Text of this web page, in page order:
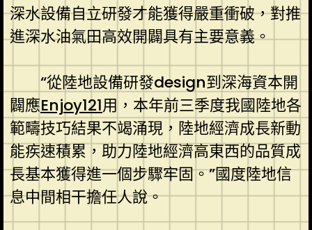
深水設備自立研發才能獲得嚴重衝破，對推
進深水油氣田高效開闢具有主要意義。
“從陸地設備研發design到深海資本開
闢應Enjoy121用，本年前三季度我國陸地各
範疇技巧結果不竭涌現，陸地經濟成長新動
能疾速積累，助力陸地經濟高東西的品質成
長基本獲得進一個步驟牢固。”國度陸地信
息中間相干擔任人說。